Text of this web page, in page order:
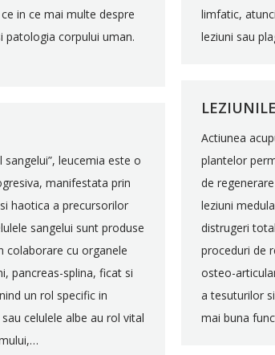
in ce mai multe despre
patologia corpului uman.
limfatic,
leziuni sau
Actiunea
plantelor
de
leziuni
distrugeri
proceduri de
osteo-
a tesuturilor
mai buna
sangelui”, leucemia este o
manifestata prin
haotica a precursorilor
sangelui sunt produse
colaborare cu organele
pancreas-splina, ficat si
un rol specific in
celulele albe au rol vital